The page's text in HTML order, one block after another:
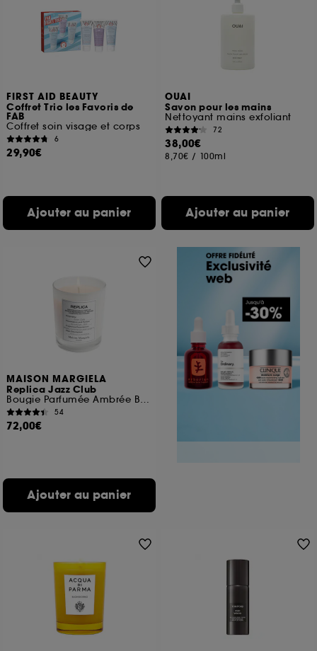
FIRST AID BEAUTY
Coffret Trio les Favoris de
FAB
Coffret soin visage et corps
6
29,90€
Ajouter au panier
OUAI
Savon pour les mains
Nettoyant mains exfoliant
72
38,00€
8,70€ / 100ml
Ajouter au panier
MAISON MARGIELA
Replica Jazz Club
Bougie Parfumée Ambrée Boisée
54
72,00€
Ajouter au panier